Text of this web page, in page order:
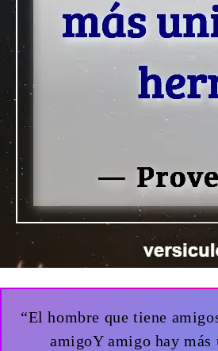
“El hombre que tiene
amigoY amigo hay más